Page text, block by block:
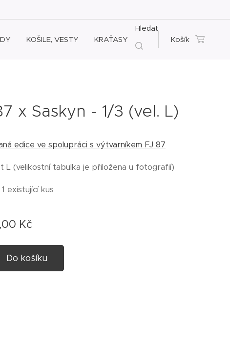
KOŠILE, VESTY KRAŤASY
Hledat
Košík
x Saskyn - 1/3 (vel. L)
edice ve spolupráci s výtvarníkem FJ 87
L (velikostní tabulka je přiložena u fotografií)
existující kus
Kč
Do košíku